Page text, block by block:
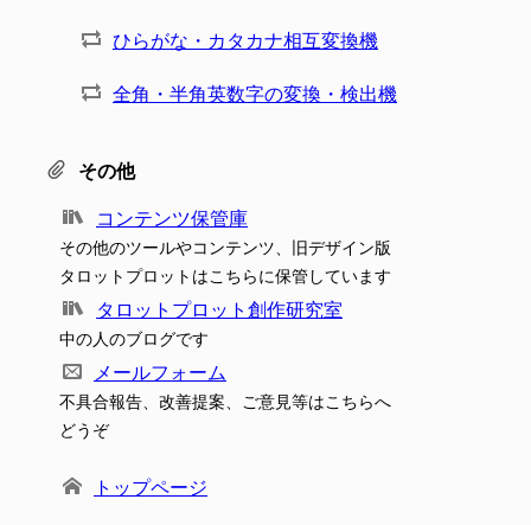
ひらがな・カタカナ相互変換機
全角・半角英数字の変換・検出機
その他
コンテンツ保管庫
その他のツールやコンテンツ、旧デザイン版
タロットプロットはこちらに保管しています
タロットプロット創作研究室
中の人のブログです
メールフォーム
不具合報告、改善提案、ご意見等はこちらへ
どうぞ
トップページ